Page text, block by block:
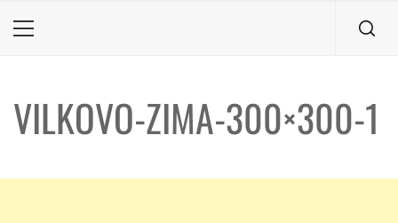
Primary
VILKOVO-ZIMA-300×300-1